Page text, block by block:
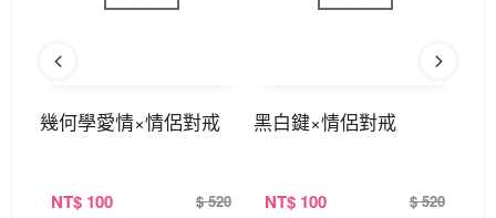
幾何學愛情×情侶對戒
NT$ 100 $ 520
黑白鍵×情侶對戒
NT$ 100 $ 520